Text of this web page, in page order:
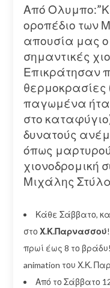
Από
οροπέδιο των
απουσία μας
σημαντικές
Επικράτησαν
θερμοκρασίες
παγωμένα
στο
δυνατούς
όπως
χιονοδρομική
Μιχάλης
Κάθε Σάββατο,
στο Χ.Κ.Παρνασσού
πρωί έως 8 το
animation του Χ.Κ.
Από το Σάββατο